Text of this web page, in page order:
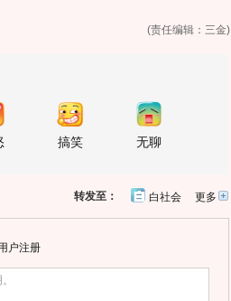
(责任编辑：三金)
搞笑 无聊
更多开
转发至： 白社会
户注册